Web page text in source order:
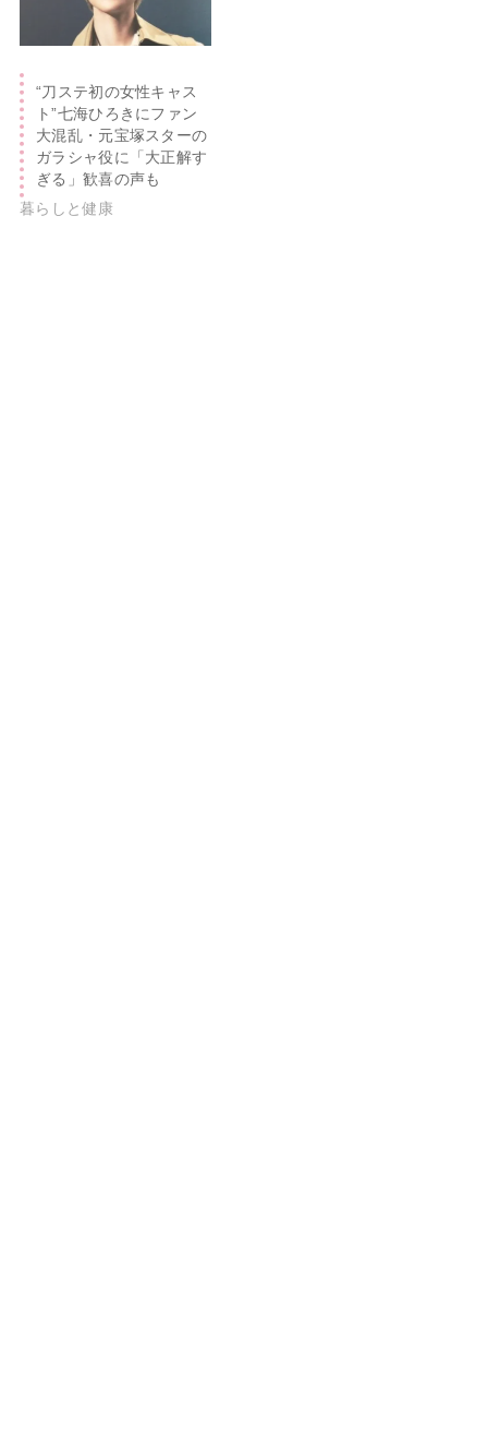
“刀ステ初の女性キャス
ト”七海ひろきにファン
大混乱・元宝塚スターの
ガラシャ役に「大正解す
ぎる」歓喜の声も
暮らしと健康